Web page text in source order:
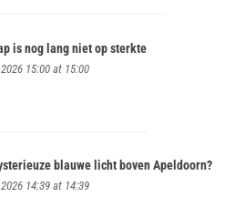
is nog lang niet op sterkte
15:00 at 15:00
blauwe licht boven Apeldoorn?
14:39 at 14:39